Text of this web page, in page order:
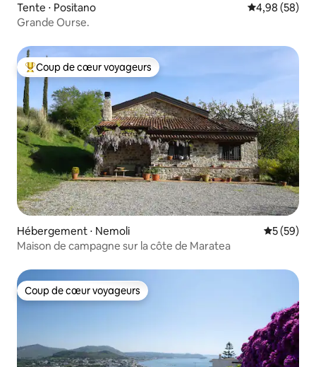
Tente ⋅ Positano Évaluation
4,98 (58)
Grande Ourse.
Coups de cœur voyageurs les plus appréciés
Coup de cœur voyageurs
Hébergement ⋅ Nemoli
5 (59)
Maison de campagne sur la côte de Maratea
Coup de cœur voyageurs
Coup de cœur voyageurs